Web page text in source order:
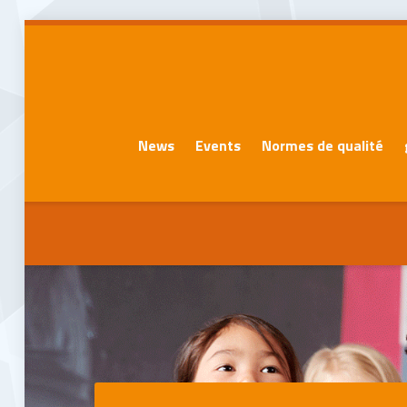
News Events Normes de qualité